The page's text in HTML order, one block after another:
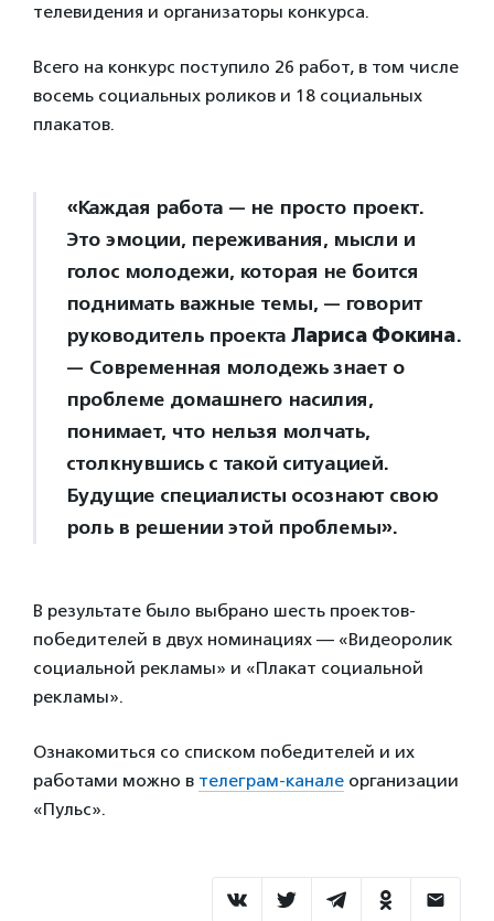
телевидения и организаторы конкурса.
Всего на конкурс поступило 26 работ, в том числе
восемь социальных роликов и 18 социальных
плакатов.
«Каждая работа — не просто проект.
Это эмоции, переживания, мысли и
голос молодежи, которая не боится
поднимать важные темы, — говорит
руководитель проекта Лариса Фокина.
— Современная молодежь знает о
проблеме домашнего насилия,
понимает, что нельзя молчать,
столкнувшись с такой ситуацией.
Будущие специалисты осознают свою
роль в решении этой проблемы».
В результате было выбрано шесть проектов-
победителей в двух номинациях — «Видеоролик
социальной рекламы» и «Плакат социальной
рекламы».
Ознакомиться со списком победителей и их
работами можно в телеграм-канале организации
«Пульс».